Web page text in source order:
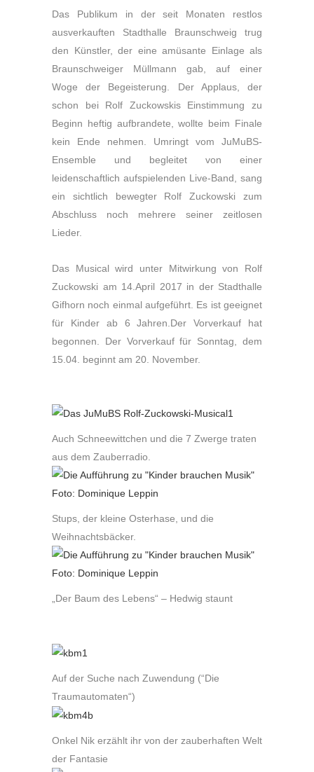
Das Publikum in der seit Monaten restlos
ausverkauften Stadthalle Braunschweig trug
den Künstler, der eine amüsante Einlage als
Braunschweiger Müllmann gab, auf einer
Woge der Begeisterung. Der Applaus, der
schon bei Rolf Zuckowskis Einstimmung zu
Beginn heftig aufbrandete, wollte beim Finale
kein Ende nehmen. Umringt vom JuMuBS-
Ensemble und begleitet von einer
leidenschaftlich aufspielenden Live-Band, sang
ein sichtlich bewegter Rolf Zuckowski zum
Abschluss noch mehrere seiner zeitlosen
Lieder.
Das Musical wird unter Mitwirkung von Rolf
Zuckowski am 14.April 2017 in der Stadthalle
Gifhorn noch einmal aufgeführt. Es ist geeignet
für Kinder ab 6 Jahren.Der Vorverkauf hat
begonnen. Der Vorverkauf für Sonntag, dem
15.04. beginnt am 20. November.
Auch Schneewittchen und die 7 Zwerge traten
aus dem Zauberradio.
Stups, der kleine Osterhase, und die
Weihnachtsbäcker.
„Der Baum des Lebens“ – Hedwig staunt
Auf der Suche nach Zuwendung (“Die
Traumautomaten“)
Onkel Nik erzählt ihr von der zauberhaften Welt
der Fantasie